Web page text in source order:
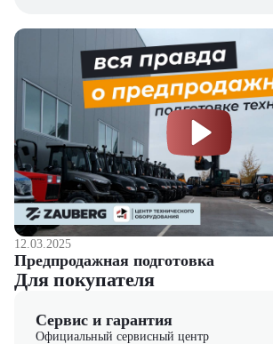
12.03.2025
Предпродажная подготовка
Для покупателя
Сервис и гарантия
Официальный сервисный центр